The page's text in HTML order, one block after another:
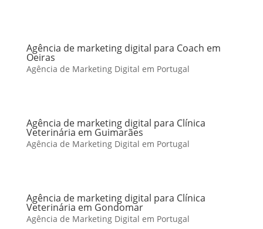
Agência de marketing digital para Coach em
Oeiras
Agência de Marketing Digital em Portugal
Agência de marketing digital para Clínica
Veterinária em Guimarães
Agência de Marketing Digital em Portugal
Agência de marketing digital para Clínica
Veterinária em Gondomar
Agência de Marketing Digital em Portugal